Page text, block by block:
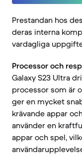
Prestandan hos
deras interna
vardagliga
Processor och
Galaxy S23 Ultra
processor som är
ger en mycket
krävande appar
använder en
appar och spel,